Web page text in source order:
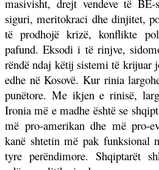
masivisht, drejt vendeve të
siguri, meritokraci dhe dinjitet,
të prodhojë krizë, konflikte
pafund. Eksodi i të rinjve,
rëndë ndaj këtij sistemi të krijuar
edhe në Kosovë. Kur rinia
punëtore. Me ikjen e rinisë,
Ironia më e madhe është se
më pro-amerikan dhe më pro-
kanë shtetin më pak funksional
tyre perëndimore. Shqiptarët